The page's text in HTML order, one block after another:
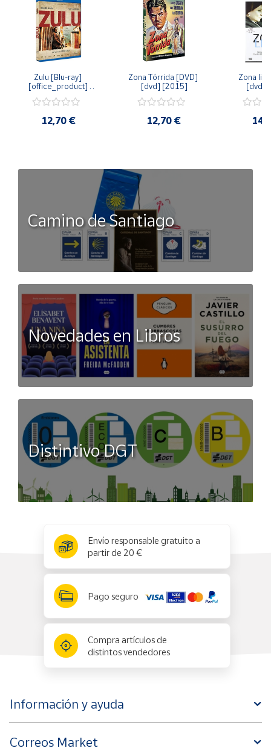
Zulu [Blu-ray]
[office_product]
12,70 €
Zona Tórrida [DVD]
[dvd] [2015]
12,70 €
Zona
[dvd]
Camino de Santiago
Novedades en Libros
Distintivo DGT
Envío responsable gratuito a
partir de 20 €
Pago seguro
Compra artículos de
distintos vendedores
Información y ayuda
Correos Market